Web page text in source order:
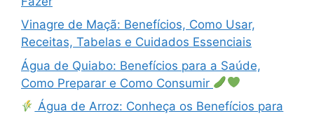
Vinagre de Maçã: Benefícios, Como Usar,
Receitas, Tabelas e Cuidados Essenciais
Água de Quiabo: Benefícios para a Saúde,
Como Preparar e Como Consumir
Água de Arroz: Conheça os Benefícios para